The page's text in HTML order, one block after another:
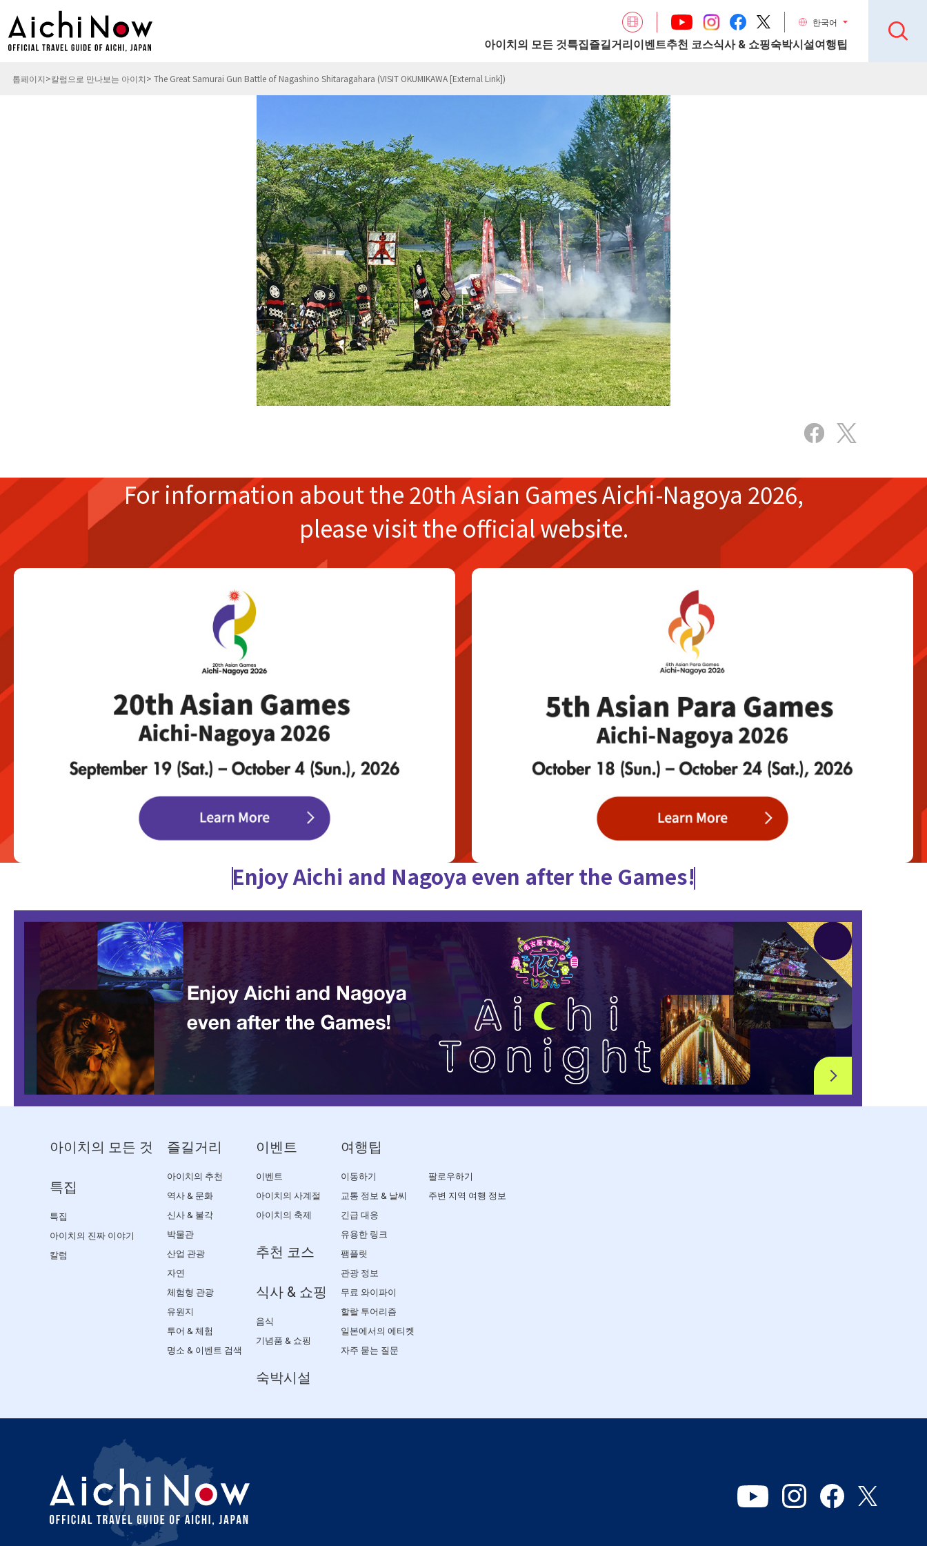
한국어
아이치의 모든 것특집즐길거리이벤트추천 코스식사 & 쇼핑숙박시설여행팁
톱페이지 칼럼으로 만나보는 아이치 The Great Samurai Gun Battle of Nagashino Shitaragahara (VISIT OKUMIKAWA [External Link])
For information about the20th Asian GamesAichi-Nagoya 2026,
pleasevisit the official website.
Enjoy Aichi and Nagoya even after the Games!
아이치의 모든 것
특집
특집
아이치의 진짜 이야기
칼럼
즐길거리
아이치의 추천
역사 & 문화
신사 & 불각
박물관
산업 관광
자연
체험형 관광
유원지
투어 & 체험
명소 & 이벤트 검색
이벤트
이벤트
아이치의 사계절
아이치의 축제
추천 코스
식사 & 쇼핑
음식
기념품 & 쇼핑
숙박시설
여행팁
이동하기
교통 정보 & 날씨
긴급 대응
유용한 링크
팸플릿
관광 정보
무료 와이파이
할랄 투어리즘
일본에서의 에티켓
자주 묻는 질문
팔로우하기
주변 지역 여행 정보